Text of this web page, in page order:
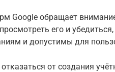
Google обращает
его и
и допустимы для
от создания